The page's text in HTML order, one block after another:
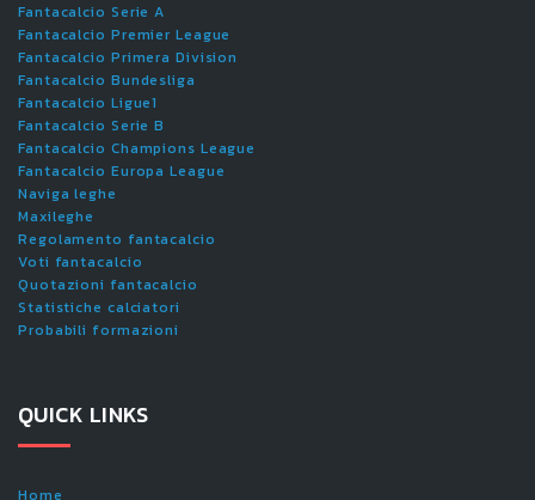
Fantacalcio Serie A
Fantacalcio Premier League
Fantacalcio Primera Division
Fantacalcio Bundesliga
Fantacalcio Ligue1
Fantacalcio Serie B
Fantacalcio Champions League
Fantacalcio Europa League
Naviga leghe
Maxileghe
Regolamento fantacalcio
Voti fantacalcio
Quotazioni fantacalcio
Statistiche calciatori
Probabili formazioni
QUICK LINKS
Home